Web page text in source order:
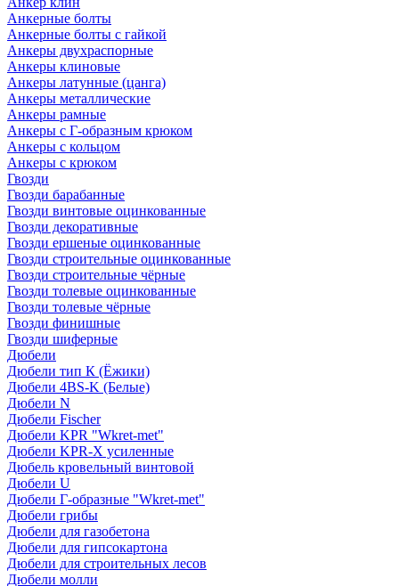
Анкерные болты
Анкерные болты с гайкой
Анкеры двухраспорные
Анкеры клиновые
Анкеры латунные (цанга)
Анкеры металлические
Анкеры рамные
Анкеры с Г-образным крюком
Анкеры с кольцом
Анкеры с крюком
Гвозди
Гвозди барабанные
Гвозди винтовые оцинкованные
Гвозди декоративные
Гвозди ершеные оцинкованные
Гвозди строительные оцинкованные
Гвозди строительные чёрные
Гвозди толевые оцинкованные
Гвозди толевые чёрные
Гвозди финишные
Гвозди шиферные
Дюбели
Дюбели тип К (Ёжики)
Дюбели 4BS-K (Белые)
Дюбели N
Дюбели Fischer
Дюбели KPR "Wkret-met"
Дюбели KPR-Х усиленные
Дюбель кровельный винтовой
Дюбели U
Дюбели Г-образные "Wkret-met"
Дюбели грибы
Дюбели для газобетона
Дюбели для гипсокартона
Дюбели для строительных лесов
Дюбели молли